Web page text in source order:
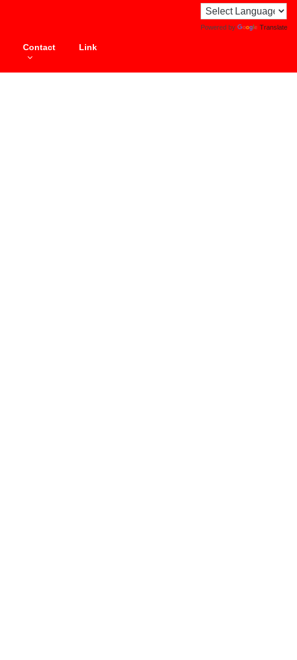
Powered by Translate
Contact Link